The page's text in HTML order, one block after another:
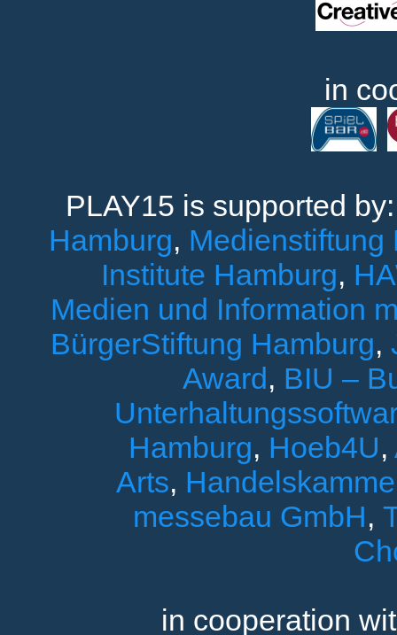
in
PLAY15 is supported
Hamburg,
Institute Hamburg,
Medien und Information
BürgerStiftung Hamburg,
Award, BIU –
Hamburg, Hoeb4U,
Arts,
messebau GmbH,
in cooperation